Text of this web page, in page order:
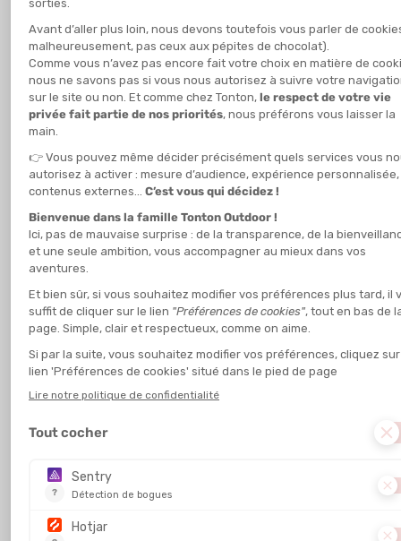
LUNETTES DE NATATION FUSION
AIR TITANIUM
EN STOCK - EXPÉDIÉ EN 24/48H
LUNETTES DE NATATION COBRA
ORIGINAL SWIPE MIRROR
EN STOCK - EXPÉDIÉ EN 24/48H
ARENA